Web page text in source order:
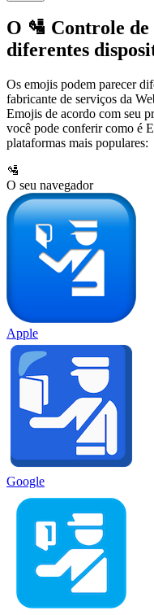
O 🛂 Controle de
diferentes
Os emojis podem parecer
fabricante de serviços da
Emojis de acordo com seu
você pode conferir como é
plataformas mais populares:
🛂
O seu navegador
Apple
Google